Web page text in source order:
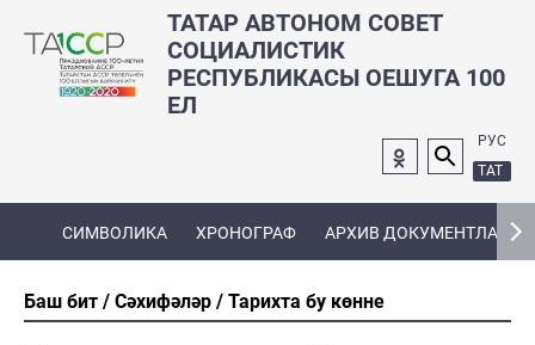
ТАТАР АВТОНОМ СОВЕТ
СОЦИАЛИСТИК
РЕСПУБЛИКАСЫ ОЕШУГА 100
ЕЛ
РУС
ТАТ
СИМВОЛИКА ХРОНОГРАФ АРХИВ ДОКУМЕНТЛАРЫ
Баш бит Сәхифәләр Тарихта бу көнне